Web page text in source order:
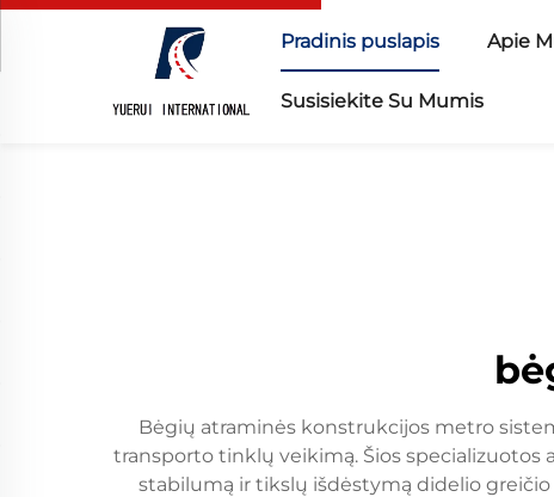
Pradinis puslapis Apie
Susisiekite Su Mumis
Bėgių atraminės konstrukcijos metro
transporto tinklų veikimą. Šios
stabilumą ir tikslų išdėstymą didelio